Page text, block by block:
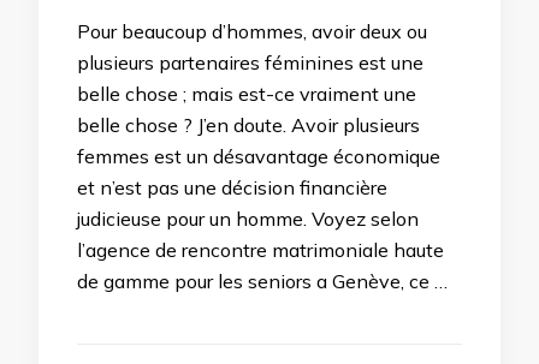
Pour beaucoup d’hommes, avoir deux ou
plusieurs partenaires féminines est une
belle chose ; mais est-ce vraiment une
belle chose ? J’en doute. Avoir plusieurs
femmes est un désavantage économique
et n’est pas une décision financière
judicieuse pour un homme. Voyez selon
l’agence de rencontre matrimoniale haute
de gamme pour les seniors a Genève, ce …